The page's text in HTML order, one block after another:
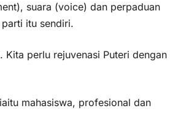
suara (voice) dan perpaduan
itu sendiri.
perlu rejuvenasi Puteri dengan
mahasiswa, profesional dan